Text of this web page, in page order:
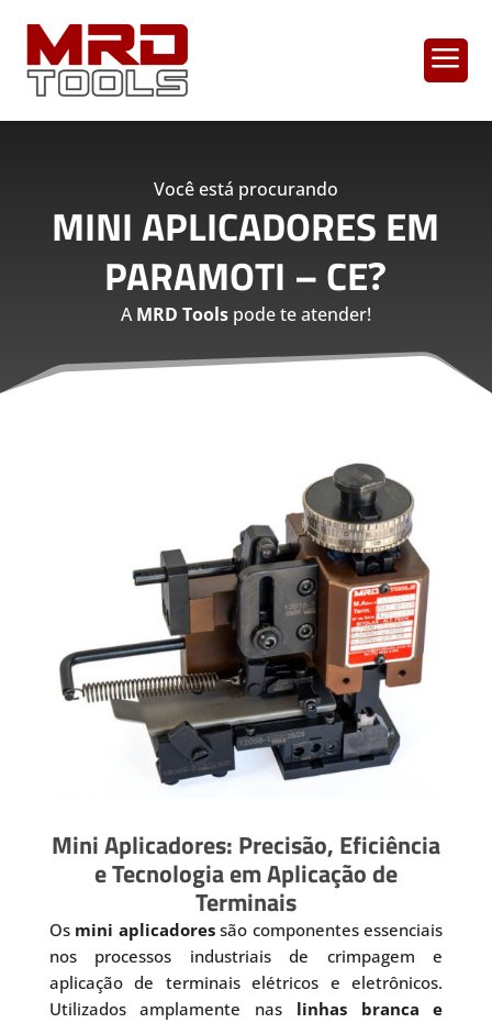
a
Você está procurando
MINI APLICADORES EM
PARAMOTI – CE?
AMRD Toolspode te atender!
Mini Aplicadores: Precisão, Eficiência
e Tecnologia em Aplicação de
Terminais
Os mini aplicadoressão componentes essenciais
nos processos industriais de crimpagem e
aplicação de terminais elétricos e eletrônicos.
Utilizados amplamente nas linhas branca e